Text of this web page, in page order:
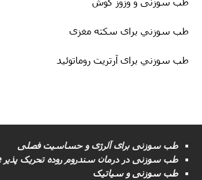
طب سوزني برای سکته مغزى
طب سوزني برای آرتریت روماتوئید
طب سوزنی برای آلرژی و حساسیت فصلی
طب سوزنى در درمان سندروم روده تحریک پذیر Acupuncture
طب سوزنی و سیاتیک